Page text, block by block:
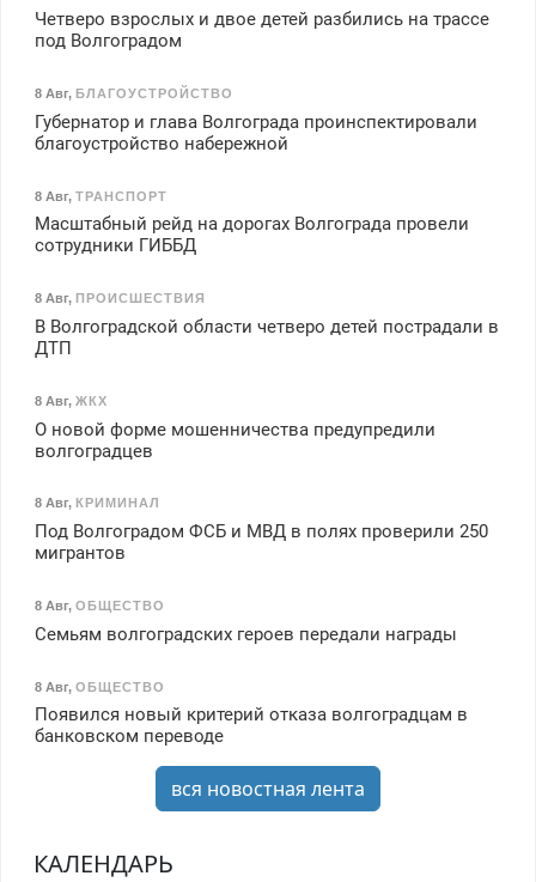
Четверо взрослых и двое детей разбились на трассе
под Волгоградом
8 Авг, БЛАГОУСТРОЙСТВО
Губернатор и глава Волгограда проинспектировали
благоустройство набережной
8 Авг, ТРАНСПОРТ
Масштабный рейд на дорогах Волгограда провели
сотрудники ГИББД
8 Авг, ПРОИСШЕСТВИЯ
В Волгоградской области четверо детей пострадали в
ДТП
8 Авг, ЖКХ
О новой форме мошенничества предупредили
волгоградцев
8 Авг, КРИМИНАЛ
Под Волгоградом ФСБ и МВД в полях проверили 250
мигрантов
8 Авг, ОБЩЕСТВО
Семьям волгоградских героев передали награды
8 Авг, ОБЩЕСТВО
Появился новый критерий отказа волгоградцам в
банковском переводе
вся новостная лента
КАЛЕНДАРЬ